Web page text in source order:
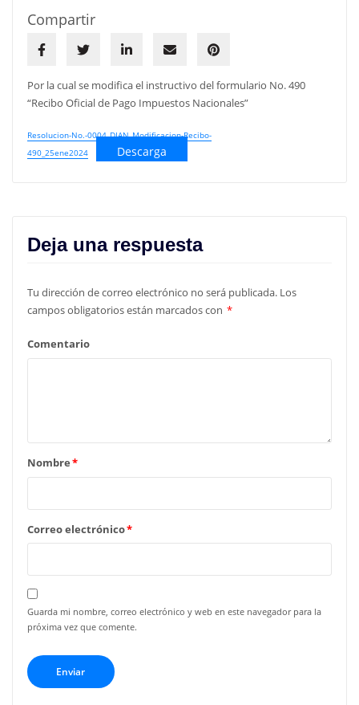
Compartir
Por la cual se modifica el instructivo del formulario No. 490
“Recibo Oficial de Pago Impuestos Nacionales”
Resolucion-No.-0004_DIAN_Modificacion-Recibo-
490_25ene2024
Descarga
Deja una respuesta
Tu dirección de correo electrónico no será publicada. Los
campos obligatorios están marcados con *
Comentario
Nombre*
Correo electrónico*
Guarda mi nombre, correo electrónico y web en este navegador para la
próxima vez que comente.